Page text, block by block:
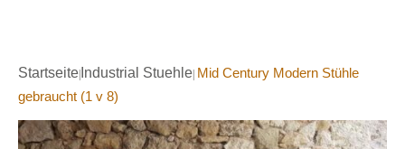
Startseite Industrial Stuehle Mid Century Modern Stühle
gebraucht (1 v 8)